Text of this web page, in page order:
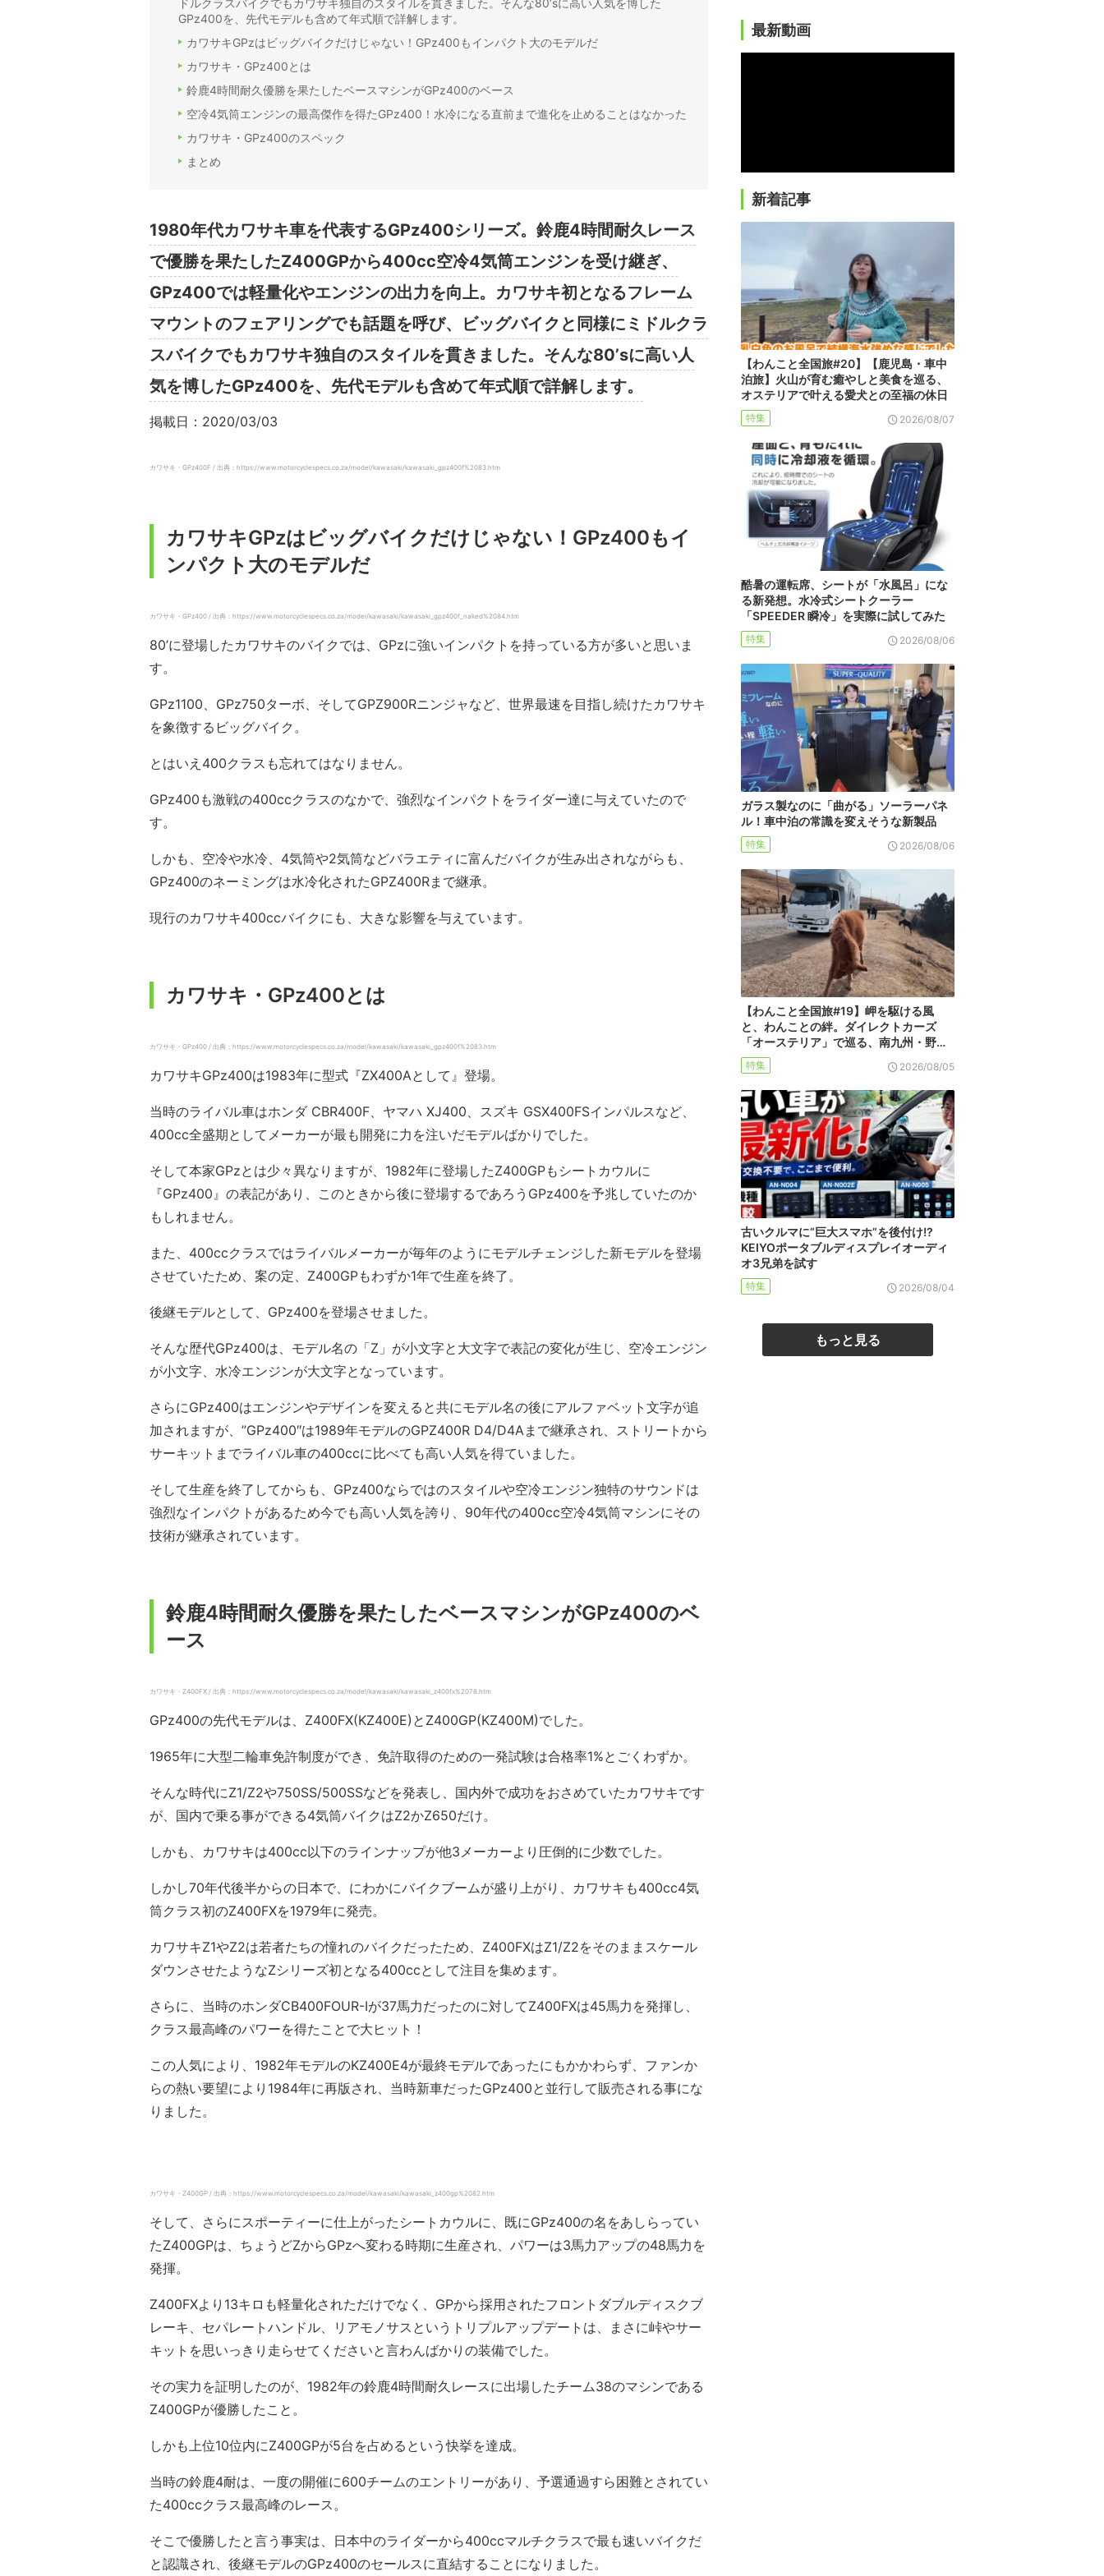
ドルクラスバイクでもカワサキ独自のスタイルを貫きました。そんな80’sに高い人気を博した
GPz400を、先代モデルも含めて年式順で詳解します。
カワサキGPzはビッグバイクだけじゃない！GPz400もインパクト大のモデルだ
カワサキ・GPz400とは
鈴鹿4時間耐久優勝を果たしたベースマシンがGPz400のベース
空冷4気筒エンジンの最高傑作を得たGPz400！水冷になる直前まで進化を止めることはなかった
カワサキ・GPz400のスペック
まとめ
1980年代カワサキ車を代表するGPz400シリーズ。鈴鹿4時間耐久レース
で優勝を果たしたZ400GPから400cc空冷4気筒エンジンを受け継ぎ、
GPz400では軽量化やエンジンの出力を向上。カワサキ初となるフレーム
マウントのフェアリングでも話題を呼び、ビッグバイクと同様にミドルクラ
スバイクでもカワサキ独自のスタイルを貫きました。そんな80’sに高い人
気を博したGPz400を、先代モデルも含めて年式順で詳解します。
掲載日：2020/03/03
カワサキ・GPz400F / 出典：https://www.motorcyclespecs.co.za/model/kawasaki/kawasaki_gpz400f%2083.htm
カワサキGPzはビッグバイクだけじゃない！GPz400もイ
ンパクト大のモデルだ
カワサキ・GPz400 / 出典：https://www.motorcyclespecs.co.za/model/kawasaki/kawasaki_gpz400f_naked%2084.htm
80’に登場したカワサキのバイクでは、GPzに強いインパクトを持っている方が多いと思いま
す。
GPz1100、GPz750ターボ、そしてGPZ900Rニンジャなど、世界最速を目指し続けたカワサキ
を象徴するビッグバイク。
とはいえ400クラスも忘れてはなりません。
GPz400も激戦の400ccクラスのなかで、強烈なインパクトをライダー達に与えていたので
す。
しかも、空冷や水冷、4気筒や2気筒などバラエティに富んだバイクが生み出されながらも、
GPz400のネーミングは水冷化されたGPZ400Rまで継承。
現行のカワサキ400ccバイクにも、大きな影響を与えています。
カワサキ・GPz400とは
カワサキ・GPz400 / 出典：https://www.motorcyclespecs.co.za/model/kawasaki/kawasaki_gpz400f%2083.htm
カワサキGPz400は1983年に型式『ZX400Aとして』登場。
当時のライバル車はホンダ CBR400F、ヤマハ XJ400、スズキ GSX400FSインパルスなど、
400cc全盛期としてメーカーが最も開発に力を注いだモデルばかりでした。
そして本家GPzとは少々異なりますが、1982年に登場したZ400GPもシートカウルに
『GPz400』の表記があり、このときから後に登場するであろうGPz400を予兆していたのか
もしれません。
また、400ccクラスではライバルメーカーが毎年のようにモデルチェンジした新モデルを登場
させていたため、案の定、Z400GPもわずか1年で生産を終了。
後継モデルとして、GPz400を登場させました。
そんな歴代GPz400は、モデル名の「Z」が小文字と大文字で表記の変化が生じ、空冷エンジン
が小文字、水冷エンジンが大文字となっています。
さらにGPz400はエンジンやデザインを変えると共にモデル名の後にアルファベット文字が追
加されますが、”GPz400″は1989年モデルのGPZ400R D4/D4Aまで継承され、ストリートから
サーキットまでライバル車の400ccに比べても高い人気を得ていました。
そして生産を終了してからも、GPz400ならではのスタイルや空冷エンジン独特のサウンドは
強烈なインパクトがあるため今でも高い人気を誇り、90年代の400cc空冷4気筒マシンにその
技術が継承されています。
鈴鹿4時間耐久優勝を果たしたベースマシンがGPz400のベ
ース
カワサキ・Z400FX / 出典：https://www.motorcyclespecs.co.za/model/kawasaki/kawasaki_z400fx%2078.htm
GPz400の先代モデルは、Z400FX(KZ400E)とZ400GP(KZ400M)でした。
1965年に大型二輪車免許制度ができ、免許取得のための一発試験は合格率1%とごくわずか。
そんな時代にZ1/Z2や750SS/500SSなどを発表し、国内外で成功をおさめていたカワサキです
が、国内で乗る事ができる4気筒バイクはZ2かZ650だけ。
しかも、カワサキは400cc以下のラインナップが他3メーカーより圧倒的に少数でした。
しかし70年代後半からの日本で、にわかにバイクブームが盛り上がり、カワサキも400cc4気
筒クラス初のZ400FXを1979年に発売。
カワサキZ1やZ2は若者たちの憧れのバイクだったため、Z400FXはZ1/Z2をそのままスケール
ダウンさせたようなZシリーズ初となる400ccとして注目を集めます。
さらに、当時のホンダCB400FOUR-Ⅰが37馬力だったのに対してZ400FXは45馬力を発揮し、
クラス最高峰のパワーを得たことで大ヒット！
この人気により、1982年モデルのKZ400E4が最終モデルであったにもかかわらず、ファンか
らの熱い要望により1984年に再版され、当時新車だったGPz400と並行して販売される事にな
りました。
カワサキ・Z400GP / 出典：https://www.motorcyclespecs.co.za/model/kawasaki/kawasaki_z400gp%2082.htm
そして、さらにスポーティーに仕上がったシートカウルに、既にGPz400の名をあしらってい
たZ400GPは、ちょうどZからGPzへ変わる時期に生産され、パワーは3馬力アップの48馬力を
発揮。
Z400FXより13キロも軽量化されただけでなく、GPから採用されたフロントダブルディスクブ
レーキ、セパレートハンドル、リアモノサスというトリプルアップデートは、まさに峠やサー
キットを思いっきり走らせてくださいと言わんばかりの装備でした。
その実力を証明したのが、1982年の鈴鹿4時間耐久レースに出場したチーム38のマシンである
Z400GPが優勝したこと。
しかも上位10位内にZ400GPが5台を占めるという快挙を達成。
当時の鈴鹿4耐は、一度の開催に600チームのエントリーがあり、予選通過すら困難とされてい
た400ccクラス最高峰のレース。
そこで優勝したと言う事実は、日本中のライダーから400ccマルチクラスで最も速いバイクだ
と認識され、後継モデルのGPz400のセールスに直結することになりました。
最新動画
新着記事
【わんこと全国旅#20】【鹿児島・車中
泊旅】火山が育む癒やしと美食を巡る、
オステリアで叶える愛犬との至福の休日
特集 2026/08/07
酷暑の運転席、シートが「水風呂」にな
る新発想。水冷式シートクーラー
「SPEEDER 瞬冷」を実際に試してみた
特集 2026/08/06
ガラス製なのに「曲がる」ソーラーパネ
ル！車中泊の常識を変えそうな新製品
特集 2026/08/06
【わんこと全国旅#19】岬を駆ける風
と、わんことの絆。ダイレクトカーズ
「オーステリア」で巡る、南九州・野…
特集 2026/08/05
古いクルマに“巨大スマホ”を後付け!?
KEIYOポータブルディスプレイオーディ
オ3兄弟を試す
特集 2026/08/04
もっと見る